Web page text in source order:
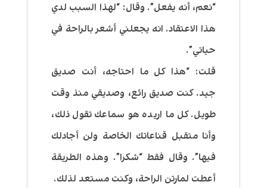
“نعم، أنه يفعل”. وقال: “لهذا السبب لدي
هذا الاعتقاد. انه يجعلني أشعر بالراحة في
حياتي”.
قلت: “هذا كل ما احتاجه، أنت صديق
جيد. كنت صديق رائع، وصديقي منذ وقت
طويل. كل ما اريده هو سماعك تقول ذلك،
وأنا متقبل قناعاتك الخاصة ولن أجادلك
فيها”. وقال فقط “شكرا”. وهذه الطريقة
أعطت لمارتن الراحة، وكنت مستعد لذلك.